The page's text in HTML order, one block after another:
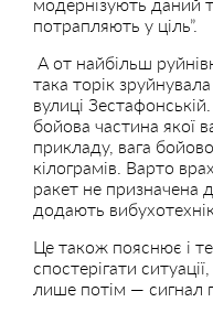
потрапляють у ціль”.
А от найбільш
така торік
вулиці
бойова частина якої
прикладу, вага
кілограмів. Варто
ракет не призначена
додають
Це також пояснює і
спостерігати
лише потім — сигнал